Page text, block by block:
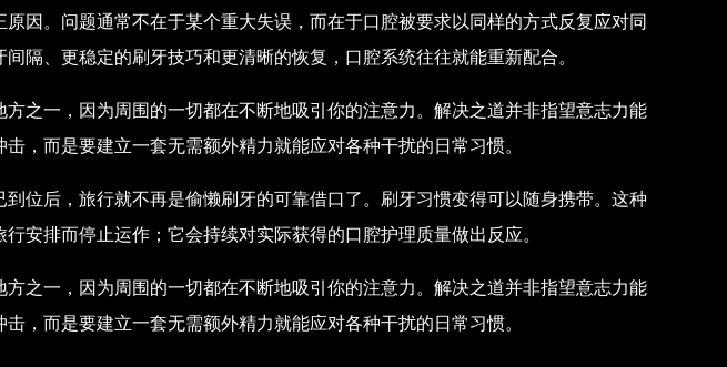
因。问题通常不在于某个重大失误，而在于口腔被要求以同样的方式反复应对同
隔、更稳定的刷牙技巧和更清晰的恢复，口腔系统往往就能重新配合。
之一，因为周围的一切都在不断地吸引你的注意力。解决之道并非指望意志力能
，而是要建立一套无需额外精力就能应对各种干扰的日常习惯。
位后，旅行就不再是偷懒刷牙的可靠借口了。刷牙习惯变得可以随身携带。这种
安排而停止运作；它会持续对实际获得的口腔护理质量做出反应。
之一，因为周围的一切都在不断地吸引你的注意力。解决之道并非指望意志力能
，而是要建立一套无需额外精力就能应对各种干扰的日常习惯。